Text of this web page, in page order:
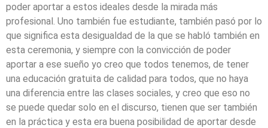
poder aportar a estos ideales desde la mirada más
profesional. Uno también fue estudiante, también pasó por lo
que significa esta desigualdad de la que se habló también en
esta ceremonia, y siempre con la convicción de poder
aportar a ese sueño yo creo que todos tenemos, de tener
una educación gratuita de calidad para todos, que no haya
una diferencia entre las clases sociales, y creo que eso no
se puede quedar solo en el discurso, tienen que ser también
en la práctica y esta era buena posibilidad de aportar desde